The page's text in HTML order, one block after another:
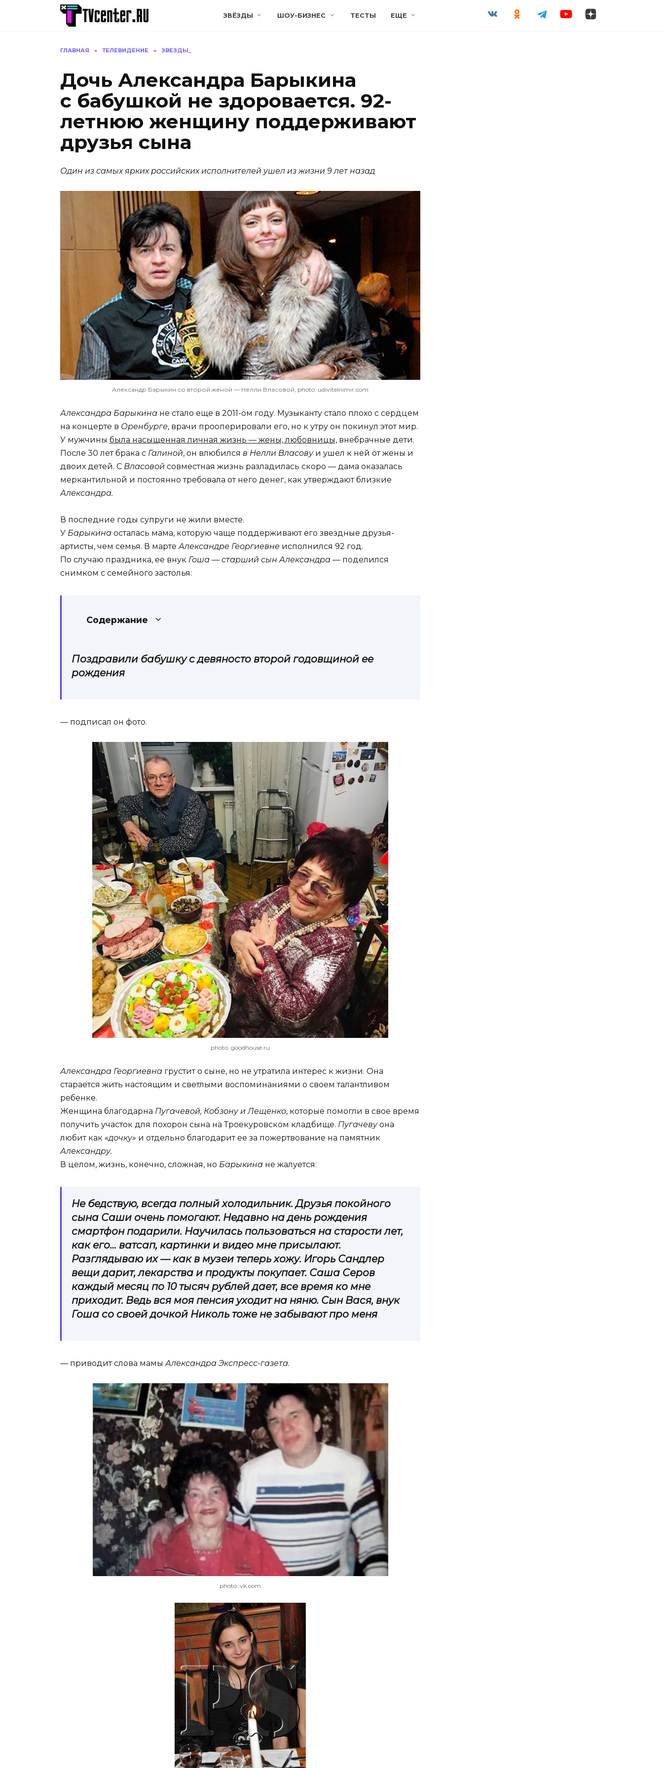
ЗВЁЗДЫ ШОУ-БИЗНЕС ТЕСТЫ ЕЩЕ
ГЛАВНАЯ » ТЕЛЕВИДЕНИЕ » ЗВЕЗДЫ_
Дочь Александра Барыкина
с бабушкой не здоровается. 92-
летнюю женщину поддерживают
друзья сына
Один из самых ярких российских исполнителей ушел из жизни 9 лет назад
Александр Барыкин со второй женой — Нелли Власовой, photo: udivitelnimir.com
Александра Барыкина не стало еще в 2011-ом году. Музыканту стало плохо с сердцем
на концерте в Оренбурге, врачи прооперировали его, но к утру он покинул этот мир.
У мужчины была насыщенная личная жизнь — жены, любовницы, внебрачные дети.
После 30 лет брака с Галиной, он влюбился в Нелли Власовуи ушел к ней от жены и
двоих детей. С Власовой совместная жизнь разладилась скоро — дама оказалась
меркантильной и постоянно требовала от него денег, как утверждают близкие
Александра.
В последние годы супруги не жили вместе.
У Барыкина осталась мама, которую чаще поддерживают его звездные друзья-
артисты, чем семья. В мартеАлександре Георгиевне исполнился 92 год.
По случаю праздника, ее внук Гоша — старший сын Александра — поделился
снимком с семейного застолья:
Содержание
Поздравили бабушку с девяносто второй годовщиной ее
рождения
— подписал он фото.
photo: goodhouse.ru
Александра Георгиевна грустит о сыне, но не утратила интерес к жизни. Она
старается жить настоящим и светлыми воспоминаниями о своем талантливом
ребенке.
Женщина благодарна Пугачевой, Кобзону и Лещенко, которые помогли в свое время
получить участок для похорон сына на Троекуровском кладбище. Пугачевуона
любит как «дочку» и отдельно благодарит ее за пожертвование на памятник
Александру.
В целом, жизнь, конечно, сложная, но Барыкина не жалуется:
Не бедствую, всегда полный холодильник. Друзья покойного
сына Саши очень помогают. Недавно на день рождения
смартфон подарили. Научилась пользоваться на старости лет,
как его… ватсап, картинки и видео мне присылают.
Разглядываю их — как в музеи теперь хожу. Игорь Сандлер
вещи дарит, лекарства и продукты покупает. Саша Серов
каждый месяц по 10 тысяч рублей дает, все время ко мне
приходит. Ведь вся моя пенсия уходит на няню. Сын Вася, внук
Гоша со своей дочкой Николь тоже не забывают про меня
— приводит слова мамыАлександра Экспресс-газета.
photo: vk.com